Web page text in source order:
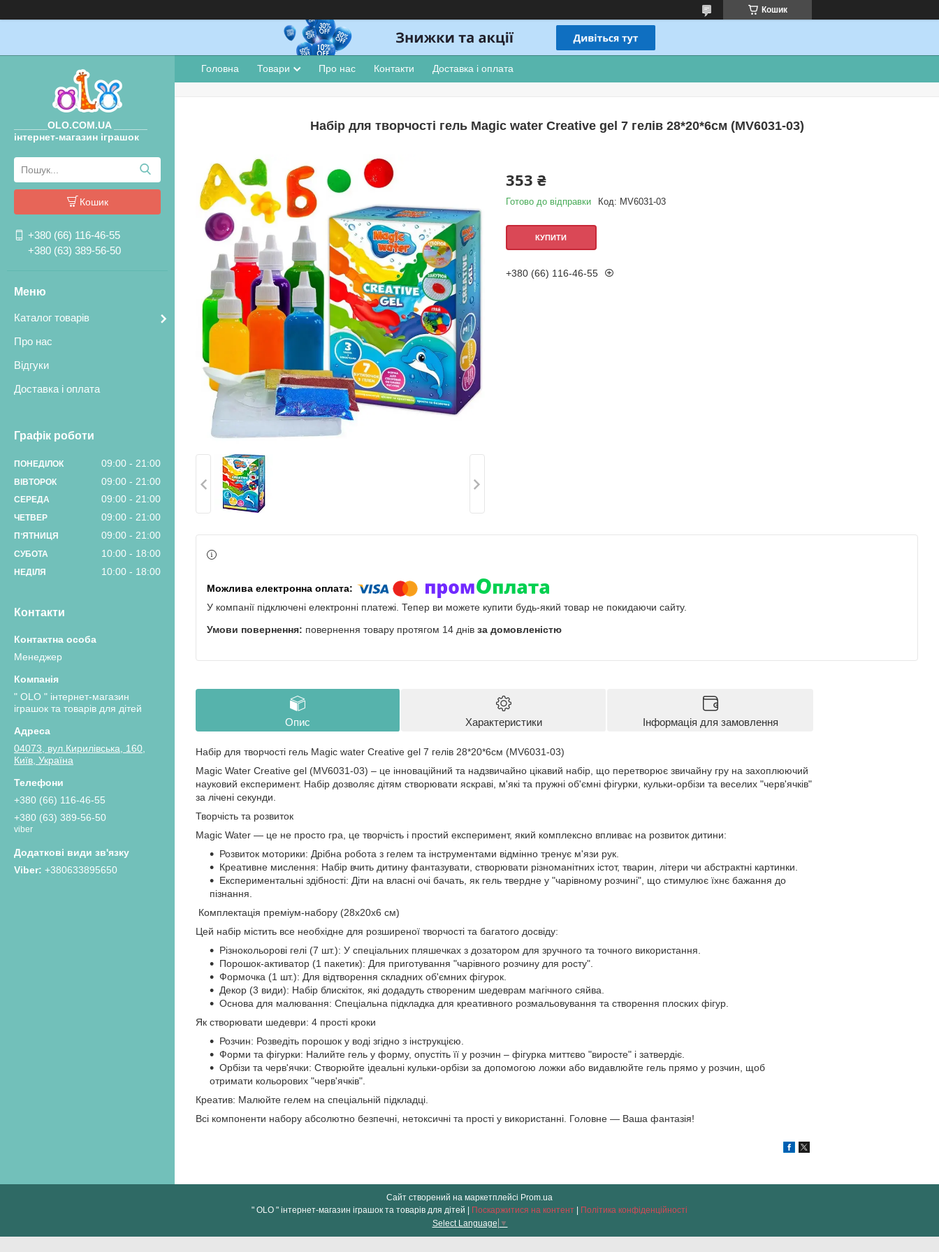
Кошик
______OLO.COM.UA ______
інтернет-магазин іграшок
Кошик
+380 (66) 116-46-55
+380 (63) 389-56-50
Каталог товарів
Про нас
Відгуки
Доставка і оплата
Графік роботи
ПОНЕДІЛОК 09:00 21:00
ВІВТОРОК 09:00 21:00
СЕРЕДА 09:00 21:00
ЧЕТВЕР 09:00 21:00
ПʼЯТНИЦЯ 09:00 21:00
СУБОТА 10:00 18:00
НЕДІЛЯ 10:00 18:00
Контакти
Менеджер
" OLO " інтернет-магазин
іграшок та товарів для дітей
04073, вул.Кирилівська, 160,
Київ, Україна
+380 (66) 116-46-55
+380 (63) 389-56-50
viber
+380633895650
Головна Товари Про нас Контакти Доставка і оплата
Набір для творчості гель Magic water Creative gel 7 гелів 28*20*6см (MV6031-03)
353 ₴
Готово до відправки Код: MV6031-03
КУПИТИ
+380 (66) 116-46-55
У компанії підключені електронні платежі. Тепер ви можете купити будь-який товар не покидаючи сайту.
повернення товару протягом 14 днів за домовленістю
Опис Характеристики Інформація для замовлення
Набір для творчості гель Magic water Creative gel 7 гелів 28*20*6см (MV6031-03)
Magic Water Creative gel (MV6031-03) – це інноваційний та надзвичайно цікавий набір, що перетворює звичайну гру на захоплюючий
науковий експеримент. Набір дозволяє дітям створювати яскраві, м'які та пружні об'ємні фігурки, кульки-орбізи та веселих "черв'ячків"
за лічені секунди.
Творчість та розвиток
Magic Water — це не просто гра, це творчість і простий експеримент, який комплексно впливає на розвиток дитини:
Розвиток моторики: Дрібна робота з гелем та інструментами відмінно тренує м'язи рук.
Креативне мислення: Набір вчить дитину фантазувати, створювати різноманітних істот, тварин, літери чи абстрактні картинки.
Експериментальні здібності: Діти на власні очі бачать, як гель твердне у "чарівному розчині", що стимулює їхнє бажання до
пізнання.
Комплектація преміум-набору (28х20х6 см)
Цей набір містить все необхідне для розширеної творчості та багатого досвіду:
Різнокольорові гелі (7 шт.): У спеціальних пляшечках з дозатором для зручного та точного використання.
Порошок-активатор (1 пакетик): Для приготування "чарівного розчину для росту".
Формочка (1 шт.): Для відтворення складних об'ємних фігурок.
Декор (3 види): Набір блискіток, які додадуть створеним шедеврам магічного сяйва.
Основа для малювання: Спеціальна підкладка для креативного розмальовування та створення плоских фігур.
Як створювати шедеври: 4 прості кроки
Розчин: Розведіть порошок у воді згідно з інструкцією.
Форми та фігурки: Налийте гель у форму, опустіть її у розчин – фігурка миттєво "виросте" і затвердіє.
Орбізи та черв'ячки: Створюйте ідеальні кульки-орбізи за допомогою ложки або видавлюйте гель прямо у розчин, щоб
отримати кольорових "черв'ячків".
Креатив: Малюйте гелем на спеціальній підкладці.
Всі компоненти набору абсолютно безпечні, нетоксичні та прості у використанні. Головне — Ваша фантазія!
Сайт створений на маркетплейсі Prom.ua
Поскаржитися на контент
Політика конфіденційності
Select Language ▼